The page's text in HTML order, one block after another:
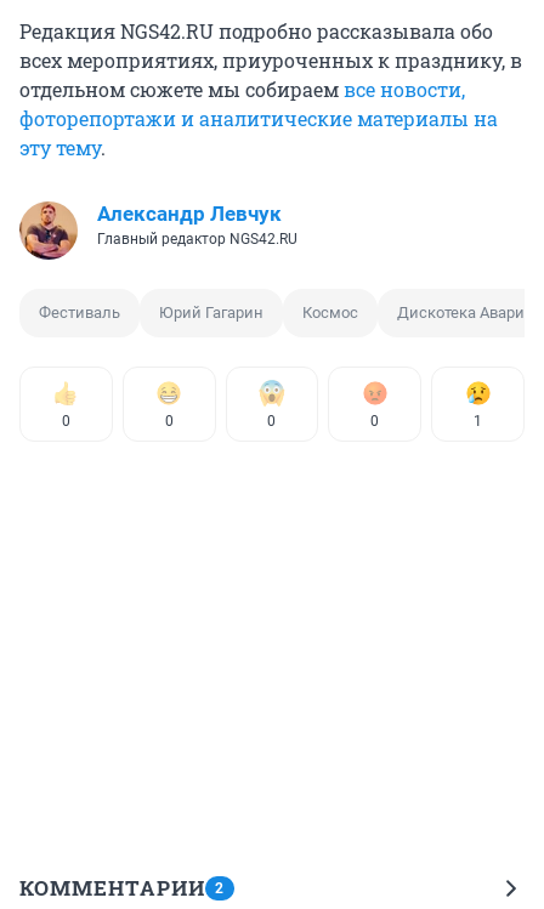
Редакция NGS42.RU подробно рассказывала обо
всех мероприятиях, приуроченных к празднику, в
отдельном сюжете мы собираемвсе новости,
фоторепортажи и аналитические материалы на
эту тему.
Александр Левчук
Главный редактор NGS42.RU
Фестиваль Юрий Гагарин Космос Дискотека Авария
0 0 0 0 1
КОММЕНТАРИИ 2